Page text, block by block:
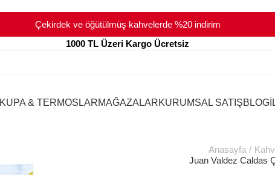
Çekirdek ve öğütülmüş kahvelerde %20 indirim
1000 TL Üzeri Kargo Ücretsiz
KUPA & TERMOSLARMAĞAZALARKURUMSAL SATIŞBLOG
Anasayfa
Juan Valdez Caldas